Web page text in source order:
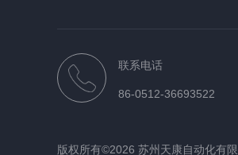
联系电话
86-0512-36693522
版权所有©2026 苏州天康自动化有